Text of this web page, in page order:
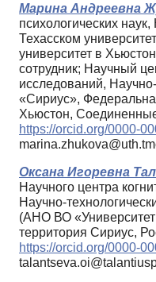
Марина Андреевна
психологических
Техасском
университет в
сотрудник; Научный
исследований,
«Сириус»,
Хьюстон,
https://orcid.org/0000-
Оксана Игоревна
Научного центра
Научно-
(АНО ВО
территория Сириус,
https://orcid.org/0000-